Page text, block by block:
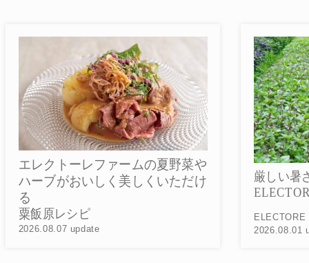
厳しい暑さのなかで育つ
ELECTORE FARMの夏野菜
ELECTORE FARM
2026.08.01 update
5